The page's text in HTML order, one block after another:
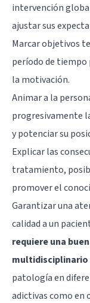
intervención
ajustar sus
Marcar objetivos
período de
la motivación.
Animar a la
progresivamente
y potenciar su
Explicar las
tratamiento,
promover el
Garantizar una
calidad a un
requiere una
multidisciplinario
patología en
adictivas como